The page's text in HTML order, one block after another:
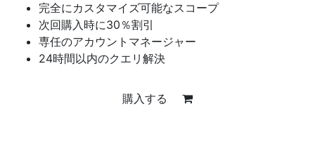
完全にカスタマイズ可能なスコープ
次回購入時に30％割引
専任のアカウントマネージャー
24時間以内のクエリ解決
購入する